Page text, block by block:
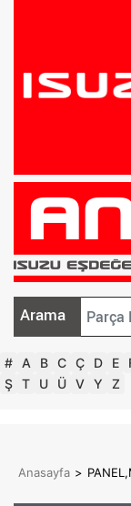
Arama
# A B C Ç D E
Ş T U Ü V Y Z
Anasayfa >